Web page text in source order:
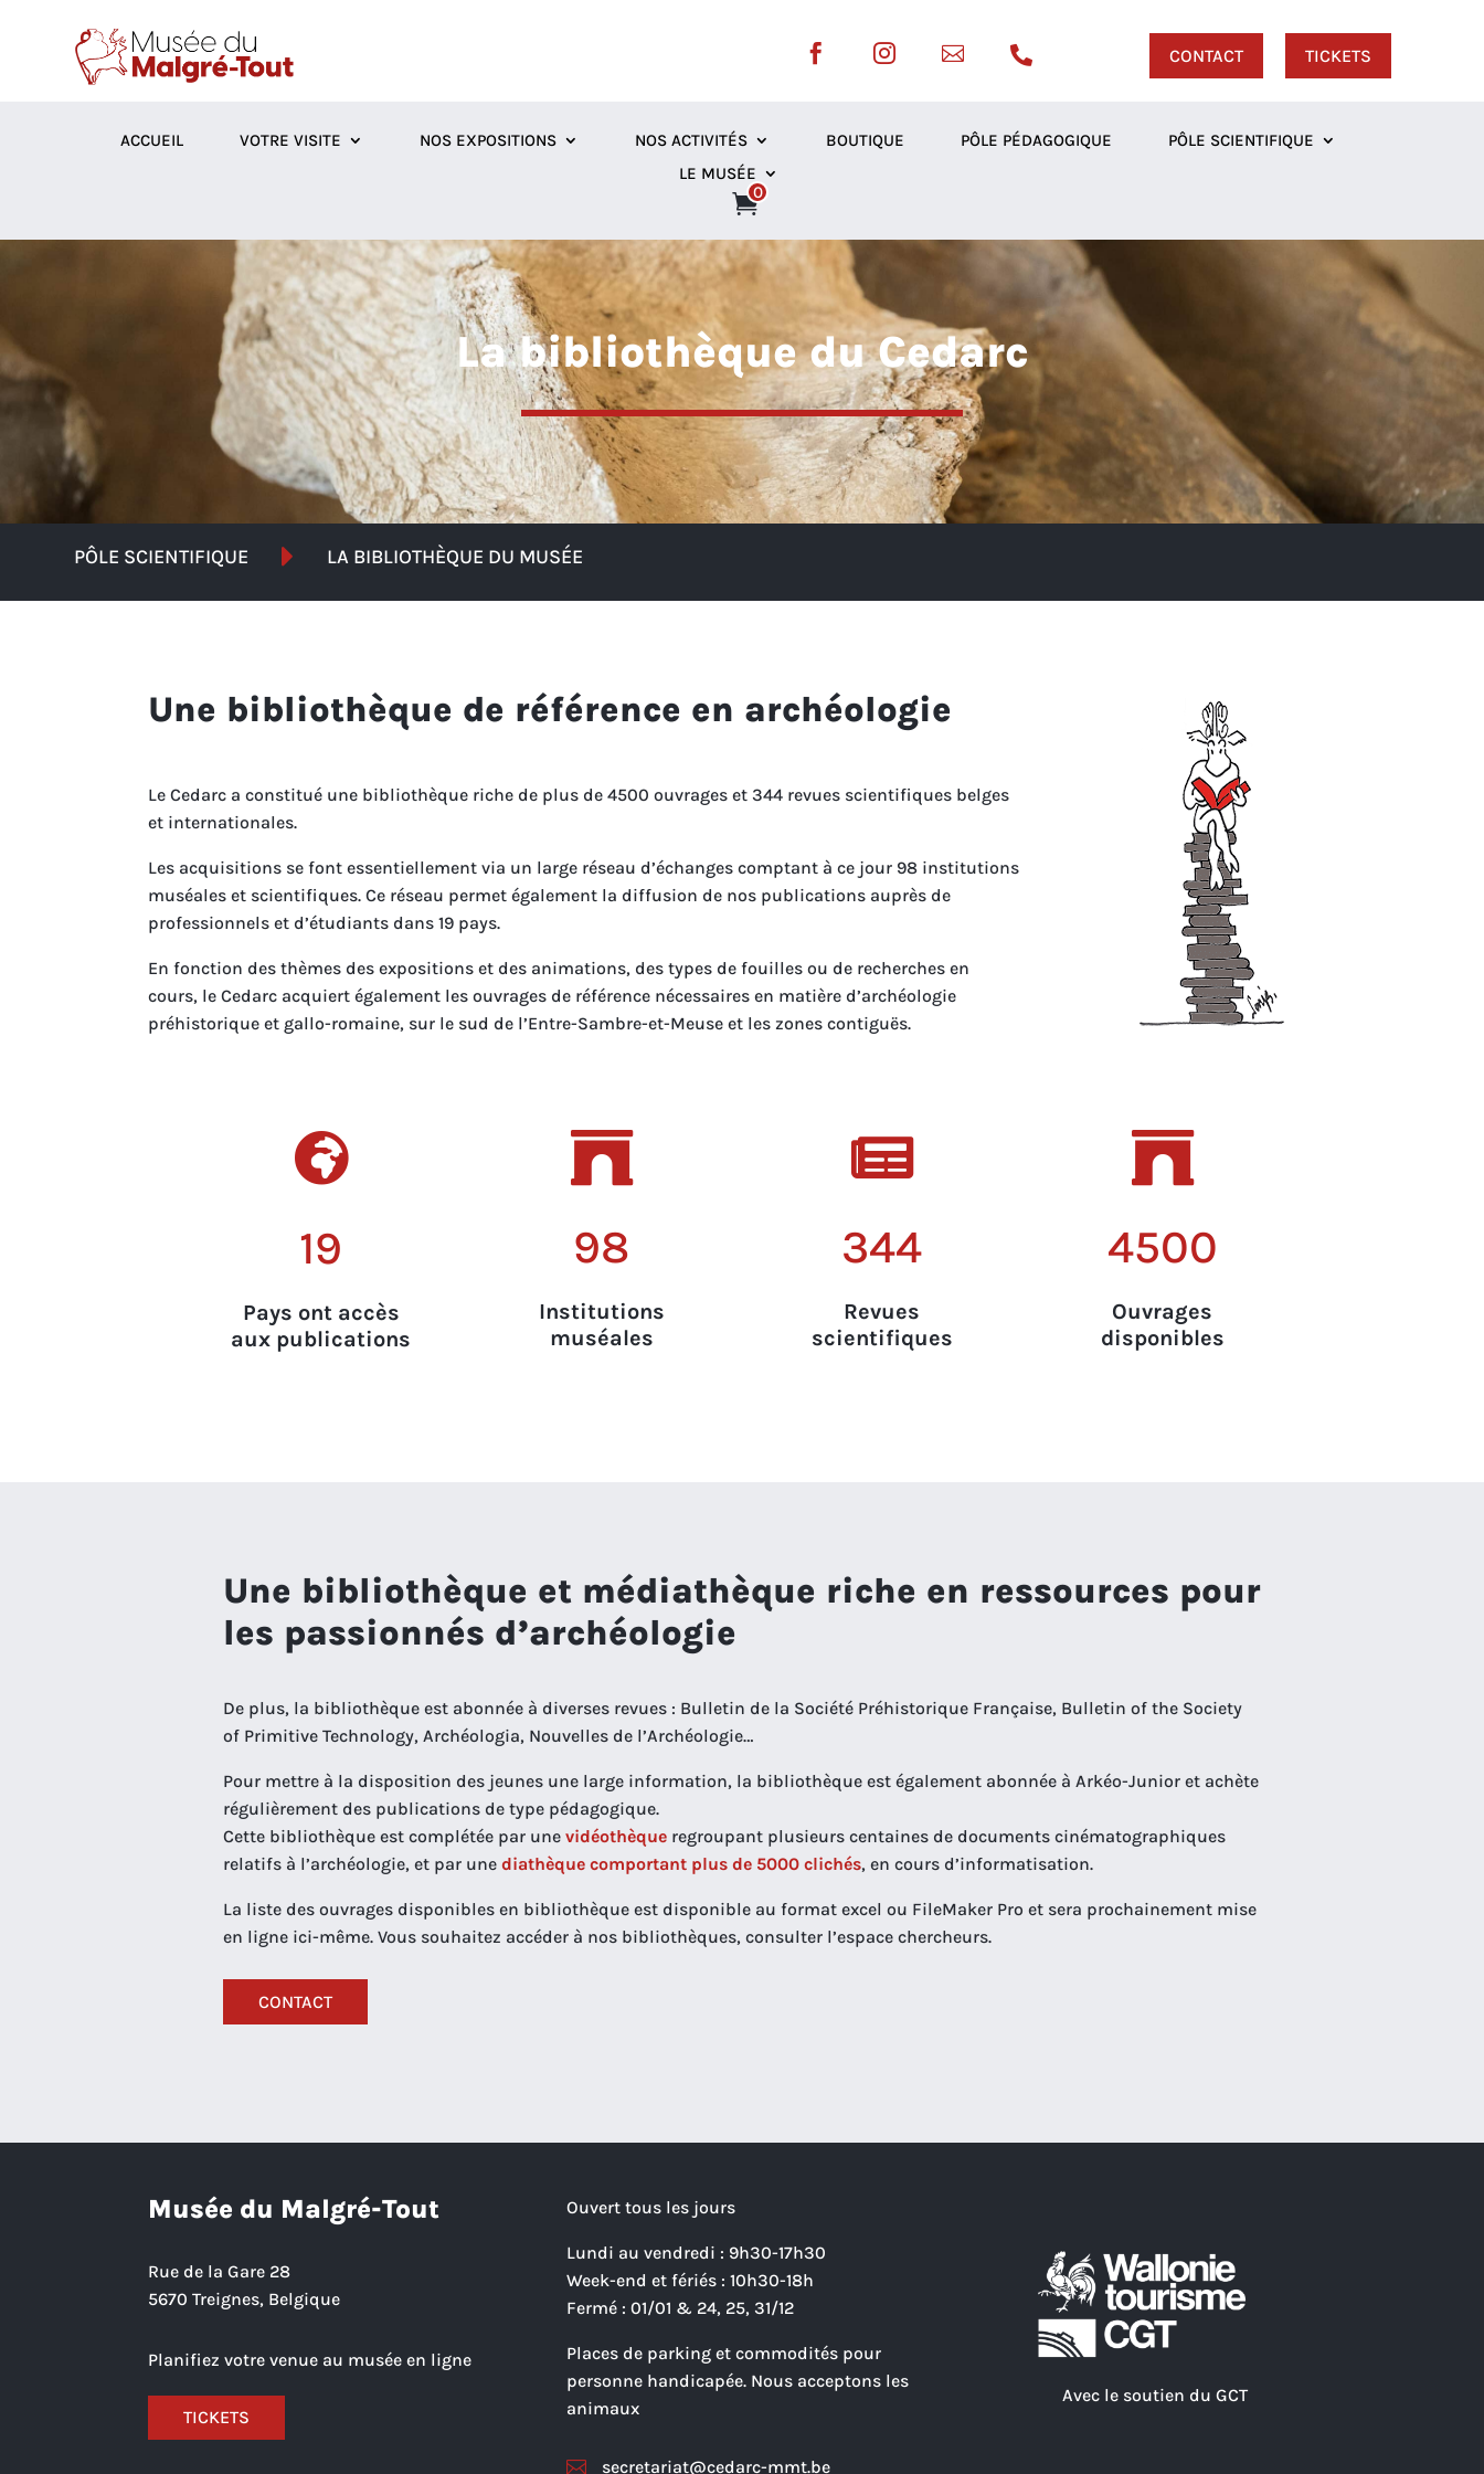
    CONTACT TICKETS
ACCUEIL VOTRE VISITE NOS EXPOSITIONS NOS ACTIVITÉS BOUTIQUE PÔLE PÉDAGOGIQUE
PÔLE SCIENTIFIQUE
LE MUSÉE
0
La bibliothèque du Cedarc
PÔLE SCIENTIFIQUE  LA BIBLIOTHÈQUE DU MUSÉE
Une bibliothèque de référence en archéologie
Le Cedarc a constitué une bibliothèque riche de plus de 4500 ouvrages et 344 revues scientifiques belges
et internationales.
Les acquisitions se font essentiellement via un large réseau d’échanges comptant à ce jour 98 institutions
muséales et scientifiques. Ce réseau permet également la diffusion de nos publications auprès de
professionnels et d’étudiants dans 19 pays.
En fonction des thèmes des expositions et des animations, des types de fouilles ou de recherches en
cours, le Cedarc acquiert également les ouvrages de référence nécessaires en matière d’archéologie
préhistorique et gallo-romaine, sur le sud de l’Entre-Sambre-et-Meuse et les zones contiguës.

19
Pays ont accès
aux publications

98
Institutions
muséales

344
Revues
scientifiques

4500
Ouvrages
disponibles
Une bibliothèque et médiathèque riche en ressources pour
les passionnés d’archéologie
De plus, la bibliothèque est abonnée à diverses revues : Bulletin de la Société Préhistorique Française, Bulletin of the Society
of Primitive Technology, Archéologia, Nouvelles de l’Archéologie…
Pour mettre à la disposition des jeunes une large information, la bibliothèque est également abonnée à Arkéo-Junior et achète
régulièrement des publications de type pédagogique.
Cette bibliothèque est complétée par une vidéothèqueregroupant plusieurs centaines de documents cinématographiques
relatifs à l’archéologie, et par une diathèque comportant plus de 5000 clichés, en cours d’informatisation.
La liste des ouvrages disponibles en bibliothèque est disponible au format excel ou FileMaker Pro et sera prochainement mise
en ligne ici-même. Vous souhaitez accéder à nos bibliothèques, consulter l’espace chercheurs.
CONTACT
Musée du Malgré-Tout
Rue de la Gare 28
5670 Treignes, Belgique
Planifiez votre venue au musée en ligne
TICKETS
Ouvert tous les jours
Lundi au vendredi : 9h30-17h30
Week-end et fériés : 10h30-18h
Fermé : 01/01 & 24, 25, 31/12
Places de parking et commodités pour
personne handicapée. Nous acceptons les
animaux
 secretariat@cedarc-mmt.be
Avec le soutien du GCT